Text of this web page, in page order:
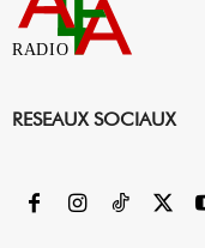
RADIO
RESEAUX SOCIAUX